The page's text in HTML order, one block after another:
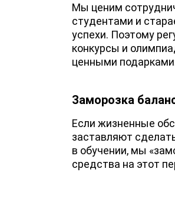
Мы ценим
студентами и
успехи. Поэтому
конкурсы и
ценными
Заморозка
Если жизненные
заставляют
в обучении, мы
средства на этот